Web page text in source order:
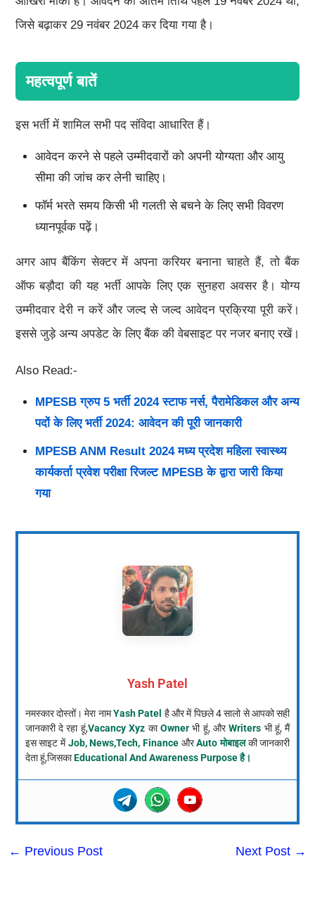
जिसे बढ़ाकर 29 नवंबर 2024 कर दिया गया है।
महत्वपूर्ण बातें
इस भर्ती में शामिल सभी पद संविदा आधारित हैं।
आवेदन करने से पहले उम्मीदवारों को अपनी योग्यता और आयु
सीमा की जांच कर लेनी चाहिए।
फॉर्म भरते समय किसी भी गलती से बचने के लिए सभी विवरण
ध्यानपूर्वक पढ़ें।
अगर आप बैंकिंग सेक्टर में अपना करियर बनाना चाहते हैं, तो बैंक
ऑफ बड़ौदा की यह भर्ती आपके लिए एक सुनहरा अवसर है। योग्य
उम्मीदवार देरी न करें और जल्द से जल्द आवेदन प्रक्रिया पूरी करें।
इससे जुड़े अन्य अपडेट के लिए बैंक की वेबसाइट पर नजर बनाए रखें।
Also Read:-
MPESB ग्रुप 5 भर्ती 2024 स्टाफ नर्स, पैरामेडिकल और अन्य
पदों के लिए भर्ती 2024: आवेदन की पूरी जानकारी
MPESB ANM Result 2024 मध्य प्रदेश महिला स्वास्थ्य
कार्यकर्ता प्रवेश परीक्षा रिजल्ट MPESB के द्वारा जारी किया
गया
Yash Patel
नमस्कार दोस्तों। मेरा नामYash Patel है और में पिछले 4 सालो से आपको सही
जानकारी दे रहा हूं,Vacancy Xyz काOwnerभी हूं, औरWriters भी हूं, मैं
इस साइट मेंJob, News,Tech, Finance औरAuto मोबाइलकी जानकारी
देता हूं,जिसकाEducational And Awareness Purpose है।
← Previous Post Next Post →